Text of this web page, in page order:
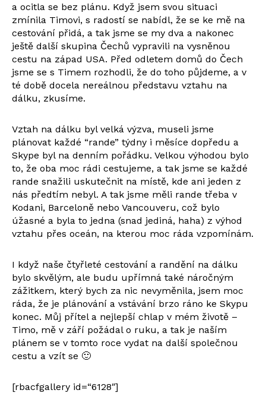
a ocitla se bez plánu. Když jsem svou situaci
zmínila Timovi, s radostí se nabídl, že se ke mě na
cestování přidá, a tak jsme se my dva a nakonec
ještě další skupina Čechů vypravili na vysněnou
cestu na západ USA. Před odletem domů do Čech
jsme se s Timem rozhodli, že do toho půjdeme, a v
té době docela nereálnou představu vztahu na
dálku, zkusíme.
Vztah na dálku byl velká výzva, museli jsme
plánovat každé “rande” týdny i měsíce dopředu a
Skype byl na denním pořádku. Velkou výhodou bylo
to, že oba moc rádi cestujeme, a tak jsme se každé
rande snažili uskutečnit na místě, kde ani jeden z
nás předtím nebyl. A tak jsme měli rande třeba v
Kodani, Barceloně nebo Vancouveru, což bylo
úžasné a byla to jedna (snad jediná, haha) z výhod
vztahu přes oceán, na kterou moc ráda vzpomínám.
I když naše čtyřleté cestování a randění na dálku
bylo skvělým, ale budu upřímná také náročným
zážitkem, který bych za nic nevyměnila, jsem moc
ráda, že je plánování a vstávání brzo ráno ke Skypu
konec. Můj přítel a nejlepší chlap v mém životě –
Timo, mě v září požádal o ruku, a tak je naším
plánem se v tomto roce vydat na další společnou
cestu a vzít se 🙂
[rbacfgallery id=“6128″]